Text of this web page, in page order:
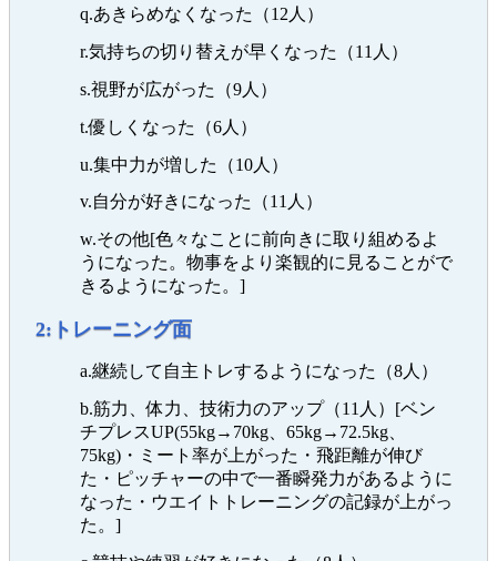
q.あきらめなくなった（12人）
r.気持ちの切り替えが早くなった（11人）
s.視野が広がった（9人）
t.優しくなった（6人）
u.集中力が増した（10人）
v.自分が好きになった（11人）
w.その他[色々なことに前向きに取り組めるよ
うになった。物事をより楽観的に見ることがで
きるようになった。]
2:トレーニング面
a.継続して自主トレするようになった（8人）
b.筋力、体力、技術力のアップ（11人）[ベン
チプレスUP(55kg→70kg、65kg→72.5kg、
75kg)・ミート率が上がった・飛距離が伸び
た・ピッチャーの中で一番瞬発力があるように
なった・ウエイトトレーニングの記録が上がっ
た。]